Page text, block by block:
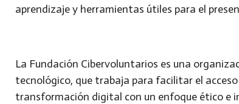
aprendizaje y herramientas útiles para el
La Fundación Cibervoluntarios es una
tecnológico, que trabaja para facilitar el
transformación digital con un enfoque ético e